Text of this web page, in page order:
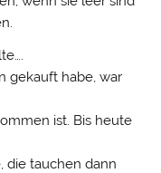
gekauft habe, war
ist. Bis heute
die tauchen dann